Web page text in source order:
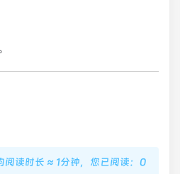
阅读时长 ≈ 1分钟，您已阅读：0